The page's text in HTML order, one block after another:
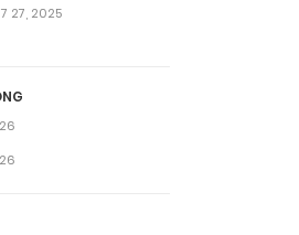
27, 2025